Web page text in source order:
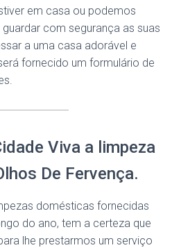
em casa ou podemos
com segurança as suas
a uma casa adorável e
fornecido um formulário de
Viva a limpeza
De Fervença.
domésticas fornecidas
do ano, tem a certeza que
lhe prestarmos um serviço